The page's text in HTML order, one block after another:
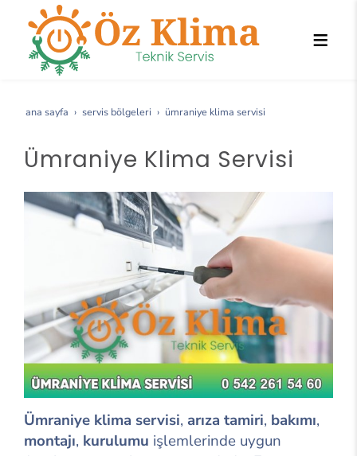
ana sayfa servis bölgeleri ümraniye klima servisi
Ümraniye Klima Servisi
Ümraniye klima servisi, arıza tamiri, bakımı,
montajı, kurulumu işlemlerinde uygun